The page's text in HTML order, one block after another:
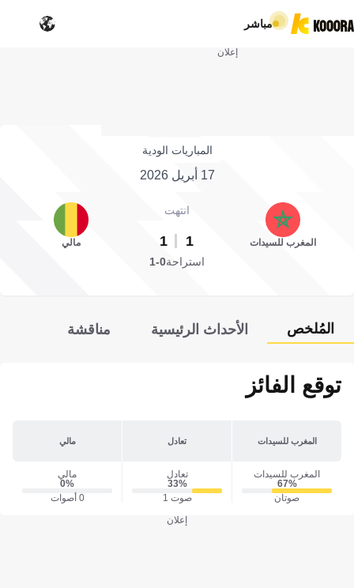
مباشر
إعلان
المباريات الودية
17 أبريل 2026
المغرب للسيدات
انتهت
1
1 مالي
استراحة0-1
المُلخص الأحداث الرئيسية مناقشة
توقع الفائز
المغرب للسيدات تعادل مالي
المغرب للسيدات
67‎%‎
صوتان
تعادل
33‎%‎
صوت 1
مالي
0‎%‎
0 أصوات
إعلان